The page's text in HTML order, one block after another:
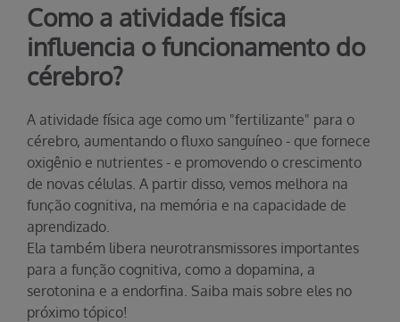
Como a atividade física
influencia o funcionamento do
cérebro?
A atividade física age como um "fertilizante" para o
cérebro, aumentando o fluxo sanguíneo - que fornece
oxigênio e nutrientes - e promovendo o crescimento
de novas células. A partir disso, vemos melhora na
função cognitiva, na memória e na capacidade de
aprendizado.
Ela também libera neurotransmissores importantes
para a função cognitiva, como a dopamina, a
serotonina e a endorfina. Saiba mais sobre eles no
próximo tópico!